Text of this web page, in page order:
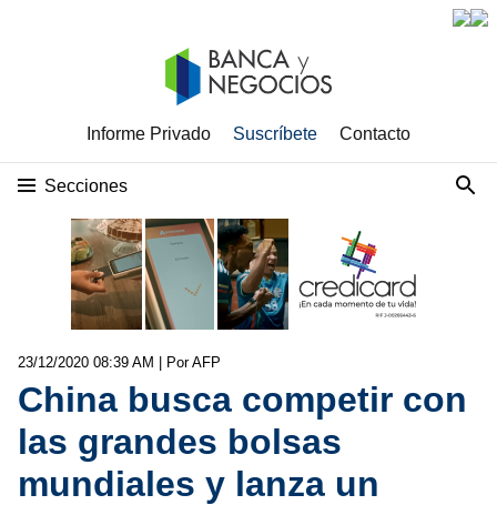
Informe Privado Suscríbete Contacto
Secciones
23/12/2020 08:39 AM | Por AFP
China busca competir con
las grandes bolsas
mundiales y lanza un